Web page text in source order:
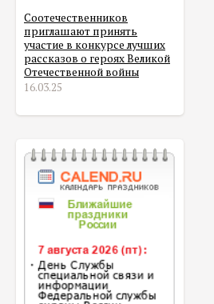
Соотечественников
приглашают принять
участие в конкурсе лучших
рассказов о героях Великой
Отечественной войны
16.03.25